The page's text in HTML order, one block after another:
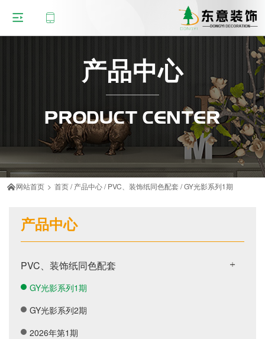
产品中心
PRODUCT CENTER
网站首页 > 首页/产品中心/PVC、装饰纸同色配套 /GY光影系列1期
产品中心
PVC、装饰纸同色配套
GY光影系列1期
GY光影系列2期
2026年第1期